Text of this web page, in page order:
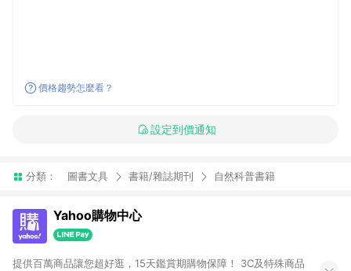
價格趨勢怎麼看？
設定到價通知
分類： 圖書文具 書籍/雜誌期刊 自然科普書籍
Yahoo購物中心
提供百萬商品讓您超好逛，15天鑑賞期購物保障！ 3C及特殊商品